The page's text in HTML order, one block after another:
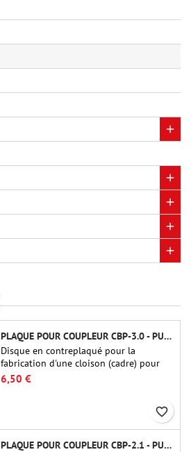
PLAQUE POUR COUPLEUR CBP-3.0 - PUBLIC MISSILES LTD.
Disque en contreplaqué pour la
fabrication d'une cloison (cadre) pour
raccords tubulaires de 75 mm de Public
Missiles Ltd. (PT-3.0/QT-3.0)
6,50 €
favorite_border
PLAQUE POUR COUPLEUR CBP-2.1 - PUBLIC MISSILES LTD.